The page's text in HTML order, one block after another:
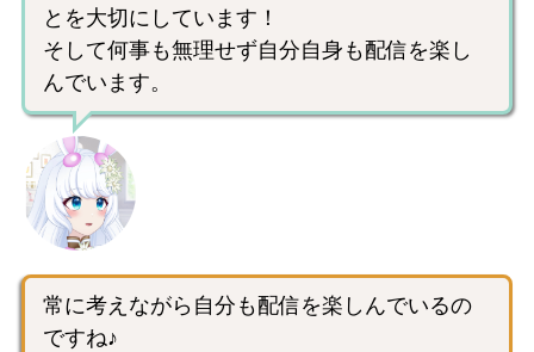
とを大切にしています！
そして何事も無理せず自分自身も配信を楽し
んでいます。
常に考えながら自分も配信を楽しんでいるの
ですね♪